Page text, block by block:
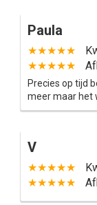
Paula
★★★★★
★★★★★
Precies op tijd
meer maar het
V
★★★★★
★★★★★